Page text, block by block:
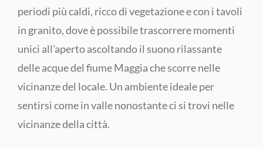
periodi più caldi, ricco di vegetazione e con i tavoli
in granito, dove è possibile trascorrere momenti
unici all’aperto ascoltando il suono rilassante
delle acque del fiume Maggia che scorre nelle
vicinanze del locale. Un ambiente ideale per
sentirsi come in valle nonostante ci si trovi nelle
vicinanze della città.